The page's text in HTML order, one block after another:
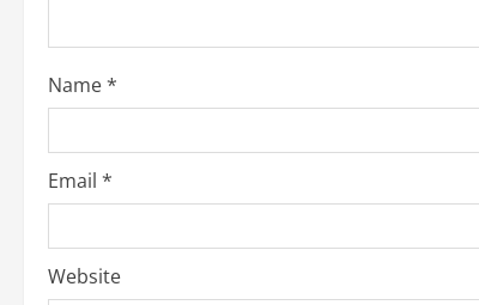
i
n
g
Name*
Email *
Website